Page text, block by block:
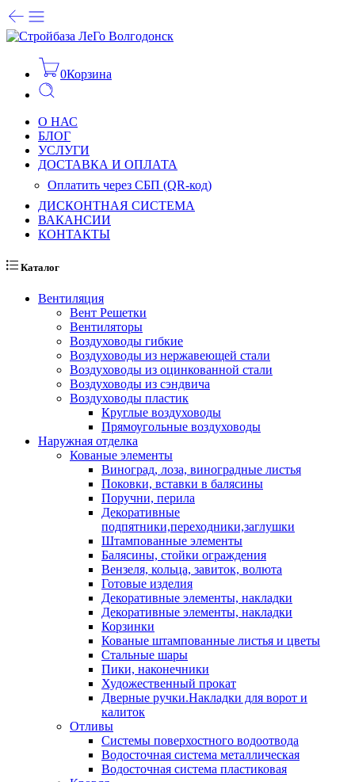
0Корзина
О НАС
БЛОГ
УСЛУГИ
ДОСТАВКА И ОПЛАТА
Оплатить через СБП (QR-код)
ДИСКОНТНАЯ СИСТЕМА
ВАКАНСИИ
КОНТАКТЫ
Каталог
Вентиляция
Вент Решетки
Вентиляторы
Воздуховоды гибкие
Воздуховоды из нержавеющей стали
Воздуховоды из оцинкованной стали
Воздуховоды из сэндвича
Воздуховоды пластик
Круглые воздуховоды
Прямоугольные воздуховоды
Наружная отделка
Кованые элементы
Виноград, лоза, виноградные листья
Поковки, вставки в балясины
Поручни, перила
Декоративные
подпятники,переходники,заглушки
Штампованные элементы
Балясины, стойки ограждения
Вензеля, кольца, завиток, волюта
Готовые изделия
Декоративные элементы, накладки
Декоративные элементы, накладки
Корзинки
Кованые штампованные листья и цветы
Стальные шары
Пики, наконечники
Художественный прокат
Дверные ручки.Накладки для ворот и
калиток
Отливы
Системы поверхостного водоотвода
Водосточная система металлическая
Водосточная система пластиковая